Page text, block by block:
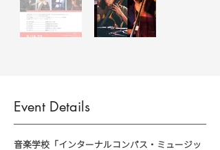
Event Details
音楽学校「インターナルコンパス・ミュージッ